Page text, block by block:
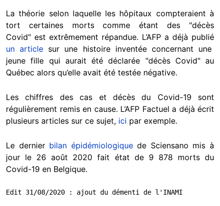
La théorie selon laquelle les hôpitaux compteraient à
tort certaines morts comme étant des "décès
Covid" est extrêmement répandue. L’AFP a déjà publié
un article sur une histoire inventée concernant une
jeune fille qui aurait été déclarée "décès Covid" au
Québec alors qu’elle avait été testée négative.
Les chiffres des cas et décès du Covid-19 sont
régulièrement remis en cause. L’AFP Factuel a déjà écrit
plusieurs articles sur ce sujet, ici par exemple.
Le dernier bilan épidémiologiquede Sciensano mis à
jour le 26 août 2020 fait état de 9 878 morts du
Covid-19 en Belgique.
Edit 31/08/2020 : ajout du démenti de l'INAMI